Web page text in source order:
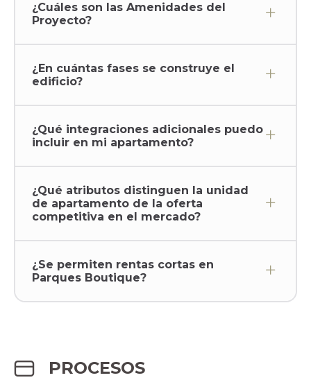
¿Cuáles son las Amenidades del
Proyecto?
¿En cuántas fases se construye el
edificio?
¿Qué integraciones adicionales puedo
incluir en mi apartamento?
¿Qué atributos distinguen la unidad
de apartamento de la oferta
competitiva en el mercado?
¿Se permiten rentas cortas en
Parques Boutique?
PROCESOS